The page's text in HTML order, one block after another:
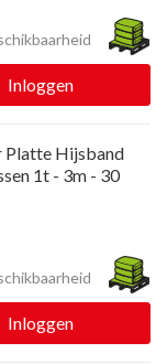
Inloggen
Platte Hijsband
1t - 3m - 30
Inloggen